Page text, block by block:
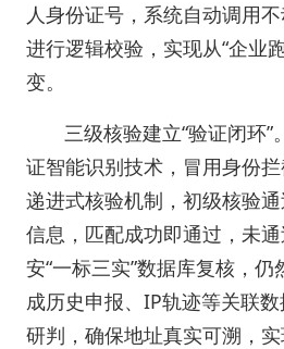
人身份证号，系统自动调用
进行逻辑校验，实现从“企业
变。
三级核验建立“验证闭环”
证智能识别技术，冒用身份
递进式核验机制，初级核验
信息，匹配成功即通过，未
安“一标三实”数据库复核，
成历史申报、IP轨迹等关联
研判，确保地址真实可溯，实